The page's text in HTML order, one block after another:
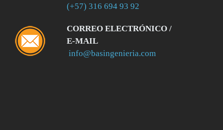
(+57) 316 694 93 92
CORREO ELECTRÓNICO /
E-MAIL
info@basingenieria.com